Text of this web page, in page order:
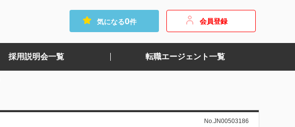
気になる0件 会員登録
採用説明会一覧 転職エージェント一覧
No.JN00503186